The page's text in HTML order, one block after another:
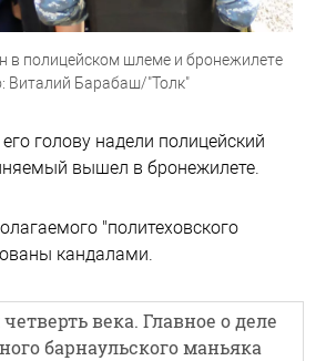
в полицейском шлеме и бронежилете
Виталий Барабаш/"Толк"
голову надели полицейский
вышел в бронежилете.
"политеховского
кандалами.
века. Главное о деле
барнаульского маньяка